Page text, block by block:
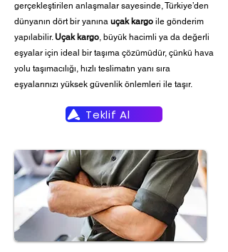
gerçekleştirilen anlaşmalar sayesinde, Türkiye’den
dünyanın dört bir yanına uçak kargo ile gönderim
yapılabilir. Uçak kargo, büyük hacimli ya da değerli
eşyalar için ideal bir taşıma çözümüdür, çünkü hava
yolu taşımacılığı, hızlı teslimatın yanı sıra
eşyalarınızı yüksek güvenlik önlemleri ile taşır.
Teklif Al